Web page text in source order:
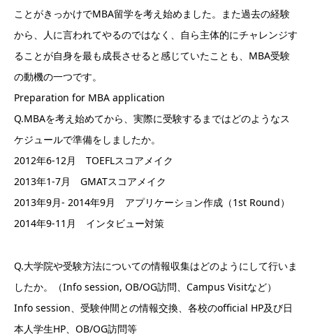
ことがきっかけでMBA留学を考え始めました。また過去の経験
から、人に言われてやるのではなく、自ら主体的にチャレンジす
ることが自身を最も成長させると感じていたことも、MBA受験
の動機の一つです。
Preparation for MBA application
Q.MBAを考え始めてから、実際に受験するまではどのようなス
ケジュールで準備をしましたか。
2012年6-12月 TOEFLスコアメイク
2013年1-7月 GMATスコアメイク
2013年9月- 2014年9月 アプリケーション作成（1st Round）
2014年9-11月 インタビュー対策
Q.大学院や受験方法についての情報収集はどのようにして行いま
したか。（Info session, OB/OG訪問、Campus Visitなど）
Info session、受験仲間との情報交換、各校のofficial HP及び日
本人学生HP、OB/OG訪問等